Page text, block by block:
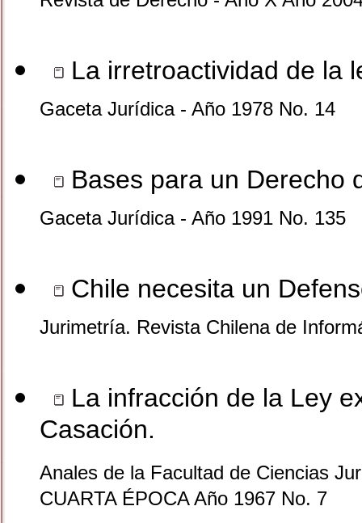
La irretroactividad de la
Gaceta Jurídica - Año 1978 No. 14
Bases para un Derecho
Gaceta Jurídica - Año 1991 No. 135
Chile necesita un
Jurimetría. Revista Chilena de
La infracción de la Ley
Casación.
Anales de la Facultad de Ciencias
CUARTA ÉPOCA Año 1967 No. 7